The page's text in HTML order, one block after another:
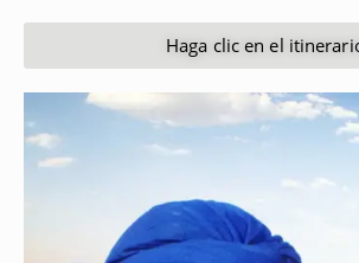
Haga clic en el